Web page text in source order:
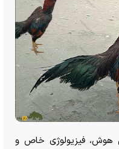
هوش، فیزیولوژی خاص و